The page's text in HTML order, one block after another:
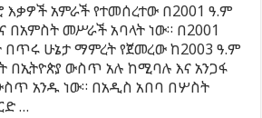
እቃዎች አምራች የተመሰረተው በ2001 ዓ.ም
በአምስት መሥራች አባላት ነው። በ2001
ሁኔታ ማምረት የጀመረው ከ2003 ዓ.ም
በኢትዮጵያ ውስጥ አሉ ከሚባሉ እና አንጋፋ
አንዱ ነው። በአዲስ አበባ በሦስት
…